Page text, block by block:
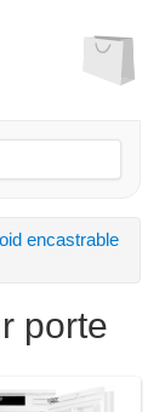
encastrable
porte